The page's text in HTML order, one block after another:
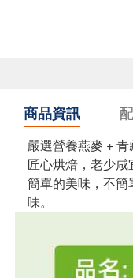
商品資訊
嚴選營養燕麥 + 青
匠心烘焙，老少咸
簡單的美味，不
味。